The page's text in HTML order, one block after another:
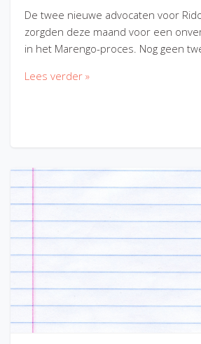
De twee nieuwe advocaten voor
zorgden deze maand voor een
in het Marengo-proces. Nog geen
Lees verder »